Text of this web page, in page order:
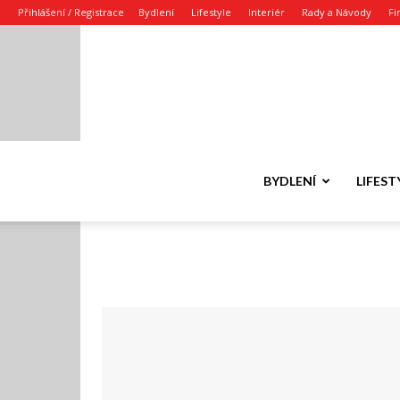
Přihlášení / Registrace Bydlení Lifestyle Interiér Rady a Návody
BYDLENÍ